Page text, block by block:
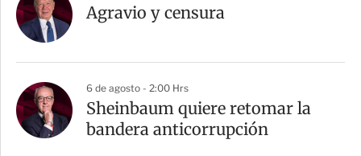
Agravio y censura
6 de agosto - 2:00 Hrs
Sheinbaum quiere retomar la
bandera anticorrupción